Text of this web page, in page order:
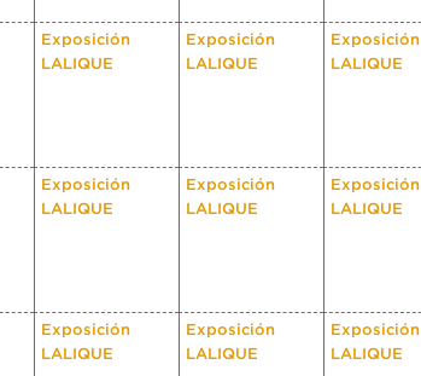
Exposición
LALIQUE
Exposición
LALIQUE
Exposición
LALIQUE
Exposición
LALIQUE
Exposición
LALIQUE
Exposición
LALIQUE
Exposición
LALIQUE
Exposición
LALIQUE
Exposición
LALIQUE